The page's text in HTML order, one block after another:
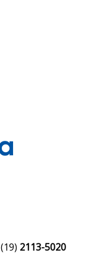
(19) 2113-5020